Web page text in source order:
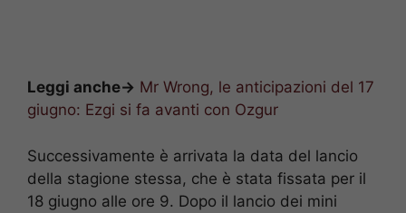
Leggi anche-> Mr Wrong, le anticipazioni del 17
giugno: Ezgi si fa avanti con Ozgur
Successivamente è arrivata la data del lancio
della stagione stessa, che è stata fissata per il
18 giugno alle ore 9. Dopo il lancio dei mini